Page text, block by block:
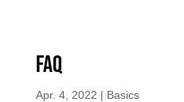
FAQ
Apr. 4, 2022 | Basics